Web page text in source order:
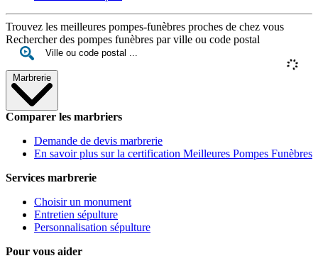
Trouvez les meilleures pompes-funèbres proches de chez vous
Rechercher des pompes funèbres par ville ou code postal
Marbrerie
Comparer les marbriers
Demande de devis marbrerie
En savoir plus sur la certification Meilleures Pompes Funèbres
Services marbrerie
Choisir un monument
Entretien sépulture
Personnalisation sépulture
Pour vous aider